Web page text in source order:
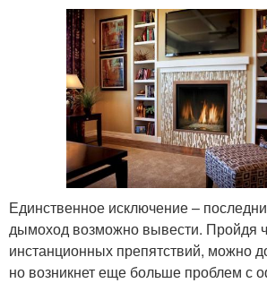
Единственное исключение –
дымоход возможно вывести. Пройдя
инстанционных препятствий, можно
но возникнет еще больше проблем с